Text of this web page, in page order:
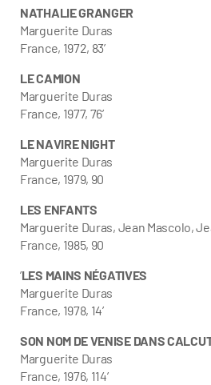
NATHALIE GRANGER
Marguerite Duras
France, 1972, 83’
LE CAMION
Marguerite Duras
France, 1977, 76’
LE NAVIRE NIGHT
Marguerite Duras
France, 1979, 90
LES ENFANTS
Marguerite Duras, Jean Mascolo,
France, 1985, 90
’LES MAINS NÉGATIVES
Marguerite Duras
France, 1978, 14’
SON NOM DE VENISE DANS
Marguerite Duras
France, 1976, 114’